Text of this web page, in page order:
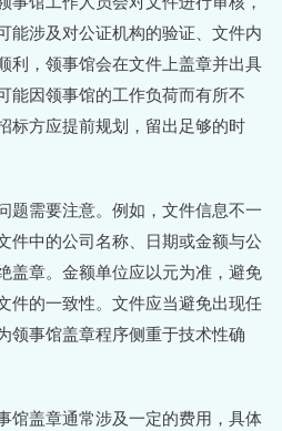
能涉及对公证机构的验证、文件内
利，领事馆会在文件上盖章并出具
能因领事馆的工作负荷而有所不
标方应提前规划，留出足够的时
题需要注意。例如，文件信息不一
件中的公司名称、日期或金额与公
盖章。金额单位应以元为准，避免
件的一致性。文件应当避免出现任
领事馆盖章程序侧重于技术性确
馆盖章通常涉及一定的费用，具体